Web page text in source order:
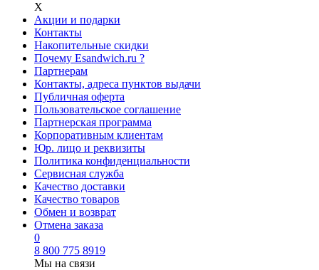
Х
Акции и подарки
Контакты
Накопительные скидки
Почему Esandwich.ru ?
Партнерам
Контакты, адреса пунктов выдачи
Публичная оферта
Пользовательское соглашение
Партнерская программа
Корпоративным клиентам
Юр. лицо и реквизиты
Политика конфиденциальности
Сервисная служба
Качество доставки
Качество товаров
Обмен и возврат
Отмена заказа
0
8 800 775 8919
Мы на связи